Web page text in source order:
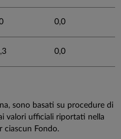
0,0
0,0
sono basati su procedure di
valori ufficiali riportati nella
ciascun Fondo.